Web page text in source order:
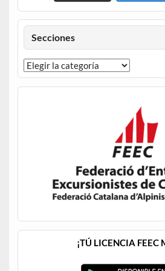
Secciones
¡TÚ LICENCIA FEEC